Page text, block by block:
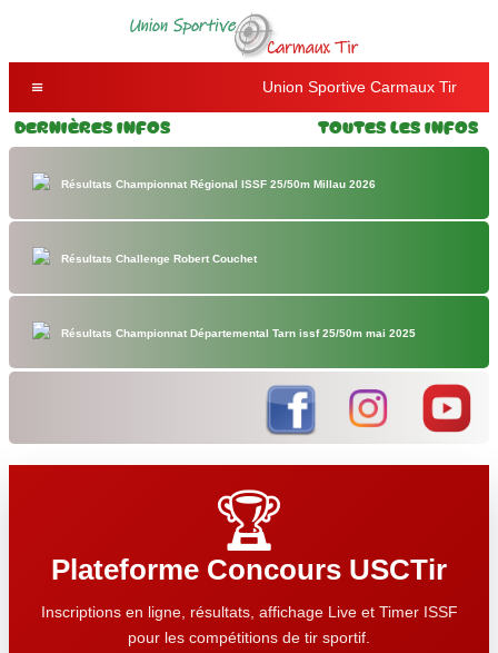
Union Sportive Carmaux Tir
Dernières Infos Toutes les Infos
Résultats Championnat Régional ISSF 25/50m Millau 2026
Résultats Challenge Robert Couchet
Résultats Championnat Départemental Tarn issf 25/50m mai 2025
🏆
Plateforme Concours USCTir
Inscriptions en ligne, résultats, affichage Live et Timer ISSF
pour les compétitions de tir sportif.